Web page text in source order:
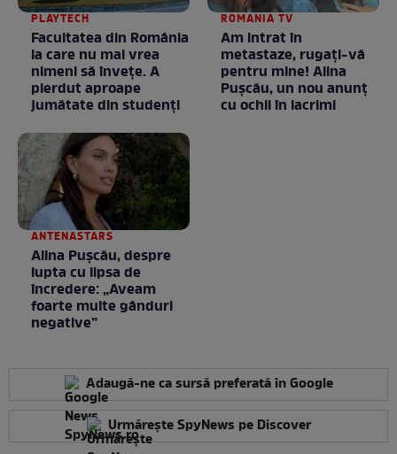
PLAYTECH
Facultatea din România
la care nu mai vrea
nimeni să înveţe. A
pierdut aproape
jumătate din studenţi
ROMANIA TV
Am intrat în
metastaze, rugaţi-vă
pentru mine! Alina
Puşcău, un nou anunţ
cu ochii în lacrimi
ANTENASTARS
Alina Pușcău, despre
lupta cu lipsa de
încredere: „Aveam
foarte multe gânduri
negative”
Adaugă-ne ca sursă preferată în Google
Urmărește SpyNews pe Discover